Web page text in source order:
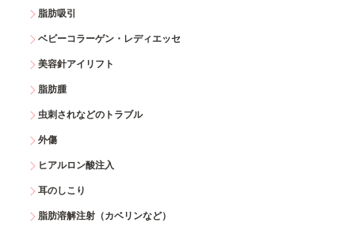
脂肪吸引
ベビーコラーゲン・レディエッセ
美容針アイリフト
脂肪腫
虫刺されなどのトラブル
外傷
ヒアルロン酸注入
耳のしこり
脂肪溶解注射（カベリンなど）